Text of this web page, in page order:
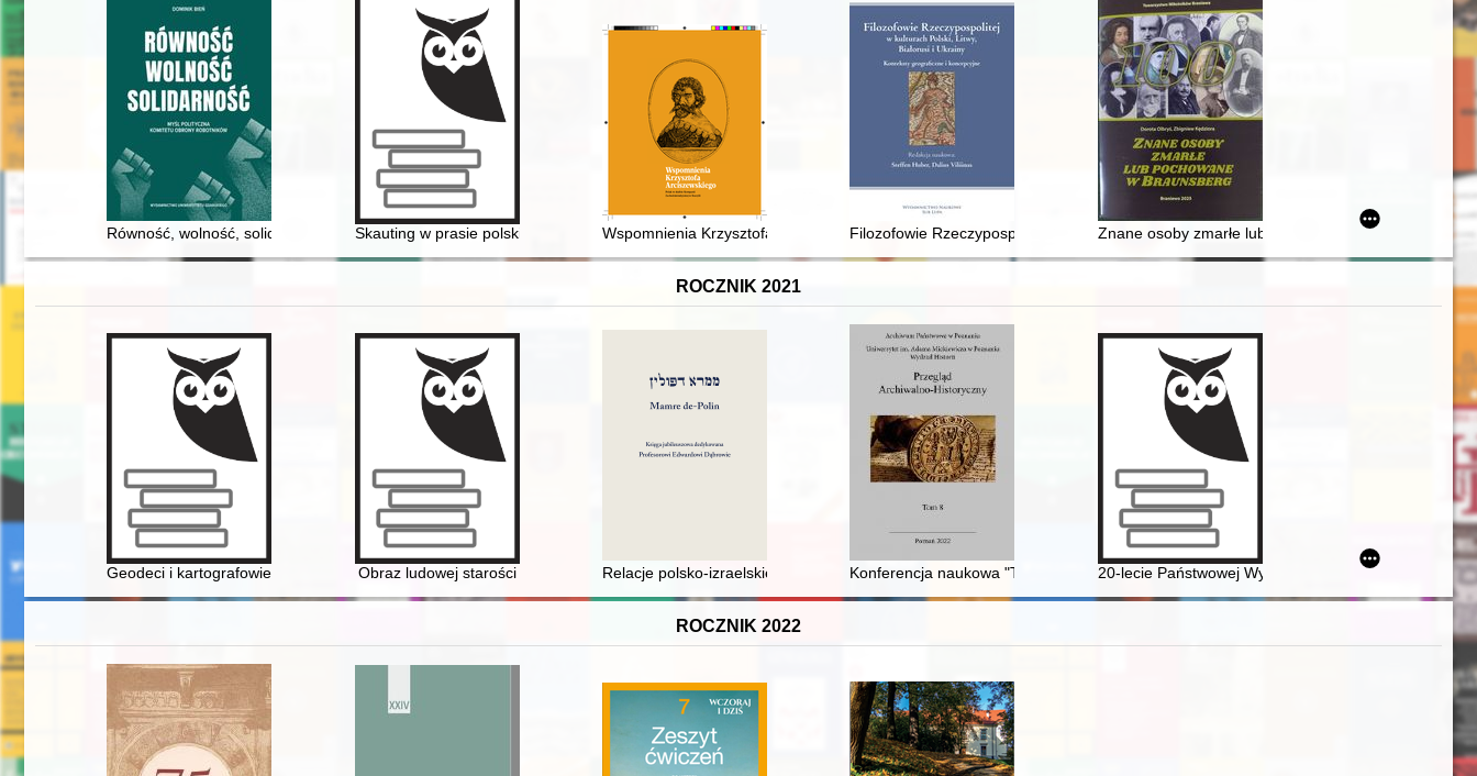
Równość, wolność, solidarność : myśl polityczna Komitetu Obrony Robotników
Skauting w prasie polskiej z lat 1909-1911 : (teksty źródłowe)Wspomnienia Krzysztofa Arciszewskiego : Polak w służbie Kompanii Zachodnioindyjskiej w Brazylii
Filozofowie Rzeczypospolitej w kulturach Polski, Litwy, Białorusi i Ukrainy : konteksty
Znane osoby zmarłe lub pochowane w Braunsberg
ROCZNIK 2021
Geodeci i kartografowie polscy : słownik biograficzny. Z. 7
Obraz ludowej starości Relacje polsko-izraelskie i ich wpływ na aliję polskich Żydów w latach 1948-1960
Konferencja naukowa "Twoje strzały tkwią w nas, a Twoja ręka nas dusi". Epodemie na
20-lecie Państwowej Wyższej Szkoły Zawodowej w
ROCZNIK 2022